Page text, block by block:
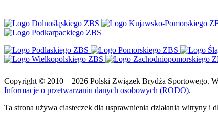
Copyright © 2010—2026 Polski Związek Brydża Sportowego.
Informacje o przetwarzaniu danych osobowych (RODO).
Ta strona używa ciasteczek dla usprawnienia działania witryny i